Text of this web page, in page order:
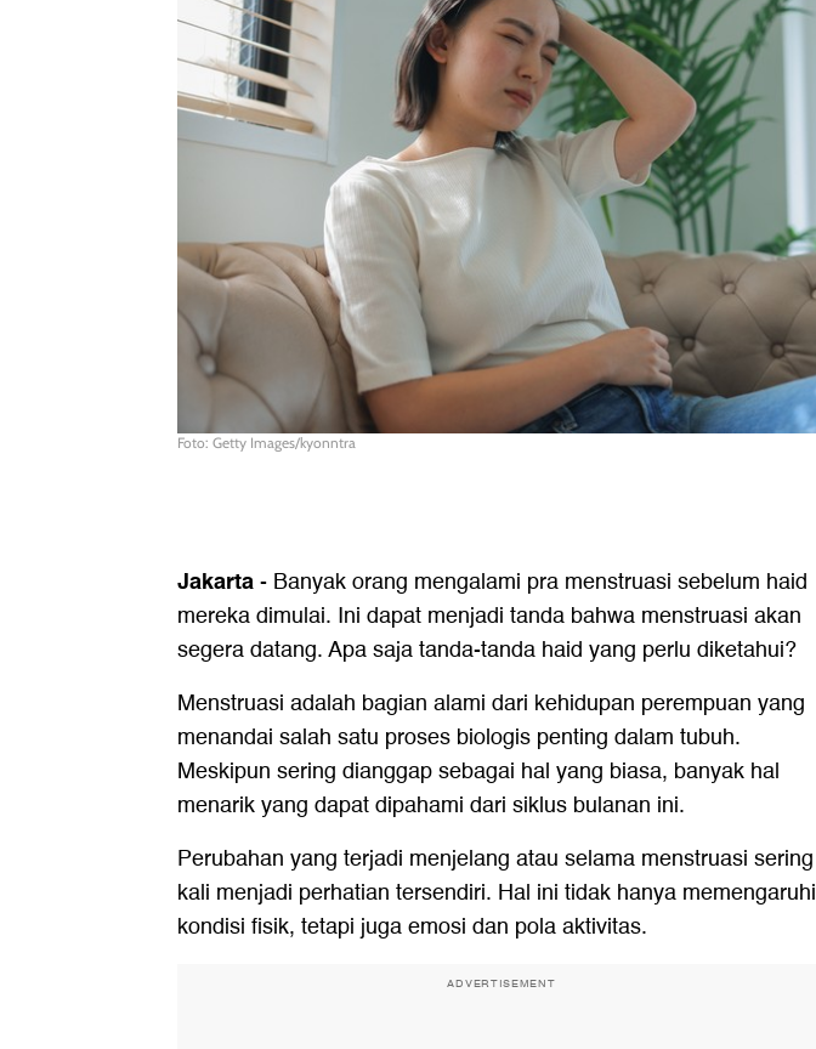
Foto: Getty Images/kyonntra
Jakarta- Banyak orang mengalami pra menstruasi sebelum haid
mereka dimulai. Ini dapat menjadi tanda bahwa menstruasi akan
segera datang. Apa saja tanda-tanda haid yang perlu diketahui?
Menstruasi adalah bagian alami dari kehidupan perempuan yang
menandai salah satu proses biologis penting dalam tubuh.
Meskipun sering dianggap sebagai hal yang biasa, banyak hal
menarik yang dapat dipahami dari siklus bulanan ini.
Perubahan yang terjadi menjelang atau selama menstruasi sering
kali menjadi perhatian tersendiri. Hal ini tidak hanya memengaruhi
kondisi fisik, tetapi juga emosi dan pola aktivitas.
ADVERTISEMENT